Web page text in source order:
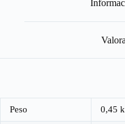
Peso 0,45